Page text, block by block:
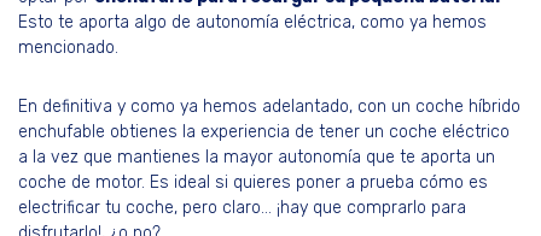
Esto te aporta algo de autonomía eléctrica, como ya hemos
mencionado.
En definitiva y como ya hemos adelantado, con un coche híbrido
enchufable obtienes la experiencia de tener un coche eléctrico
a la vez que mantienes la mayor autonomía que te aporta un
coche de motor. Es ideal si quieres poner a prueba cómo es
electrificar tu coche, pero claro… ¡hay que comprarlo para